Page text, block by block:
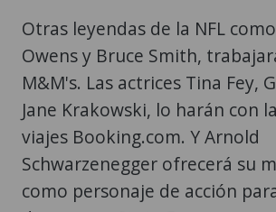
Otras leyendas de la NFL
Owens y Bruce Smith,
M&M's. Las actrices Tina Fey,
Jane Krakowski, lo harán con
viajes Booking.com. Y Arnold
Schwarzenegger ofrecerá su
como personaje de acción